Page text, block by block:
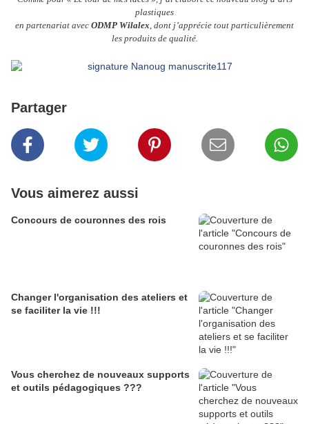
plastiques
en partenariat avec ODMP Wilalex, dont j’apprécie tout particulièrement
les produits de qualité.
Partager
Vous aimerez aussi
Concours de couronnes des rois
Changer l'organisation des ateliers et
se faciliter la vie !!!
Vous cherchez de nouveaux supports
et outils pédagogiques ???